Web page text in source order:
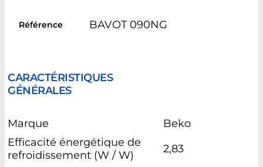
Référence BAVOT 090NG
CARACTÉRISTIQUES
GÉNÉRALES
Marque‎
Beko
Efficacité énergétique de
refroidissement (W / W)
2,83 ‎